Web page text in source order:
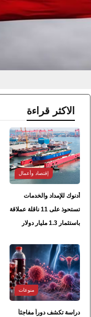
الاكثر قراءة
إقتصاد وأعمال
أدنوك للإمداد والخدمات
تستحوذ على 11 ناقلة عملاقة
باستثمار 1.3 مليار دولار
منوعات
دراسة تكشف دوراً مفاجئاً